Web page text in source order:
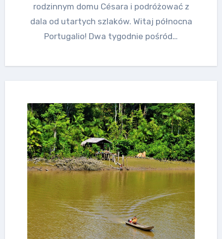
rodzinnym domu Césara i podróżować z
dala od utartych szlaków. Witaj północna
Portugalio! Dwa tygodnie pośród…